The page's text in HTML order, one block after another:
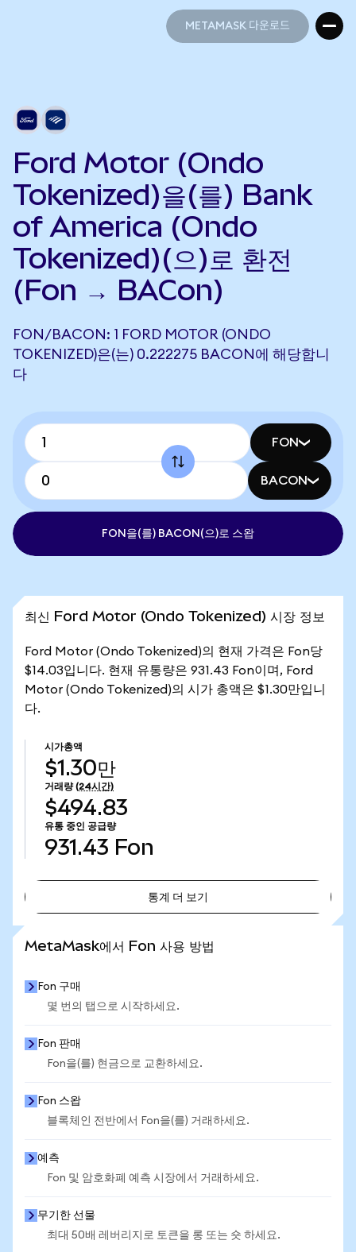
METAMASK 다운로드
Ford Motor (Ondo
Tokenized)을(를) Bank
of America (Ondo
Tokenized)(으)로 환전
(Fon → BACon)
FON/BACON: 1 FORD MOTOR (ONDO
TOKENIZED)은(는) 0.222275 BACON에 해당합니
다
FON
BACON
FON을(를) BACON(으)로 스왑
최신 Ford Motor (Ondo Tokenized) 시장 정보
Ford Motor (Ondo Tokenized)의 현재 가격은 Fon당
$14.03입니다. 현재 유통량은 931.43 Fon이며, Ford
Motor (Ondo Tokenized)의 시가 총액은 $1.30만입니
다.
시가총액
$1.30만
거래량 (24시간)
$494.83
유통 중인 공급량
931.43 Fon
통계 더 보기
MetaMask에서 Fon 사용 방법
Fon 구매
몇 번의 탭으로 시작하세요.
Fon 판매
Fon을(를) 현금으로 교환하세요.
Fon 스왑
블록체인 전반에서 Fon을(를) 거래하세요.
예측
Fon 및 암호화폐 예측 시장에서 거래하세요.
무기한 선물
최대 50배 레버리지로 토큰을 롱 또는 숏 하세요.